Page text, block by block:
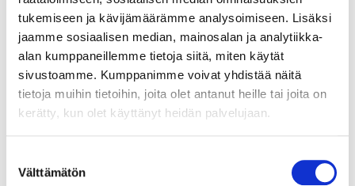
tukemiseen ja kävijämäärämme analysoimiseen. Lisäksi
jaamme sosiaalisen median, mainosalan ja analytiikka-
alan kumppaneillemme tietoja siitä, miten käytät
sivustoamme. Kumppanimme voivat yhdistää näitä
tietoja muihin tietoihin, joita olet antanut heille tai joita on
kerätty, kun olet käyttänyt heidän palvelujaan.
valinta
Välttämätön
energiankulutuksen keskittymä ja samalla
alue, jossa energiantuotannon alijäämä on
kaikkein suurin, kirjoittaa toimitusjohtajamme
Pia Pakarinen.